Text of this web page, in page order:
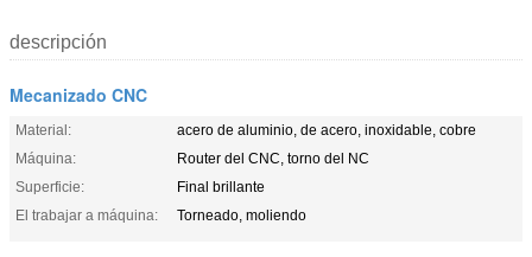
descripción
Mecanizado CNC
Material:
acero de aluminio, de acero, inoxidable, cobre
Máquina:
Router del CNC, torno del NC
Superficie:
Final brillante
El trabajar a máquina:
Torneado, moliendo